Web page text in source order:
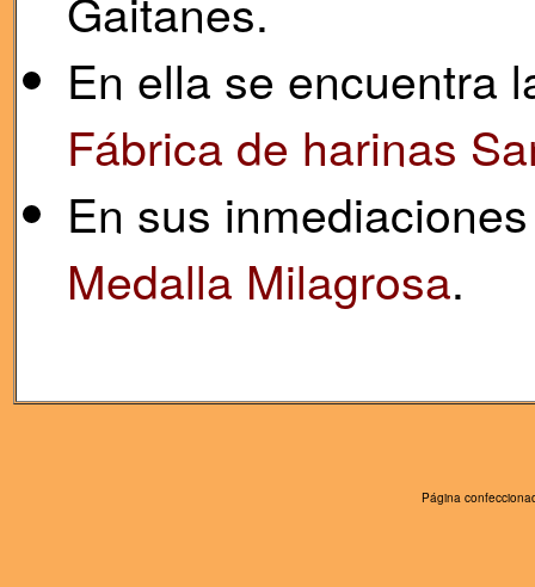
En ella se encuentra
Fábrica de harinas
En sus
Medalla Milagrosa.
Página